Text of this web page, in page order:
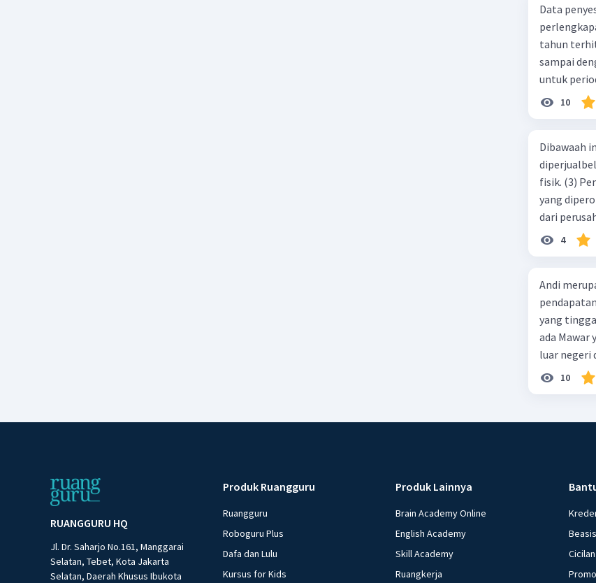
Data
perlengkapan yang
tahun terhitung tanggal
sampai
untuk
jurnal10
Dibawaah
fisik. (3)
yang
dari
d. 1 dan 2 e.
4
Andi
pendapatan Rp6.700.000,00. Sementara Lula merupakan warga negara asing
yang tinggal dan bekerja di
ada Mawar yang
luar negeri
10
RUANGGURU HQ
Jl. Dr. Saharjo No.161, Manggarai
Selatan, Tebet, Kota Jakarta
Selatan, Daerah Khusus Ibukota
Produk Ruangguru
Ruangguru
Roboguru Plus
Dafa dan Lulu
Kursus for Kids
Produk Lainnya
Brain Academy Online
English Academy
Skill Academy
Ruangkerja